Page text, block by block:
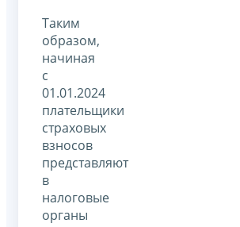
Таким
образом,
начиная
с
01.01.2024
плательщики
страховых
взносов
представляют
в
налоговые
органы